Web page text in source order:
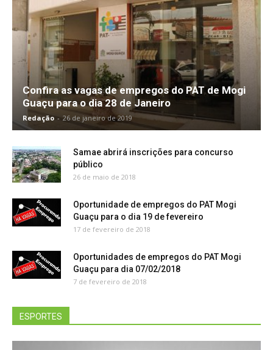
Confira as vagas de empregos do PAT de Mogi
Guaçu para o dia 28 de Janeiro
Redação - 26 de janeiro de 2019
Samae abrirá inscrições para concurso
público
26 de maio de 2018
Oportunidade de empregos do PAT Mogi
Guaçu para o dia 19 de fevereiro
17 de fevereiro de 2018
Oportunidades de empregos do PAT Mogi
Guaçu para dia 07/02/2018
7 de fevereiro de 2018
ESPORTES